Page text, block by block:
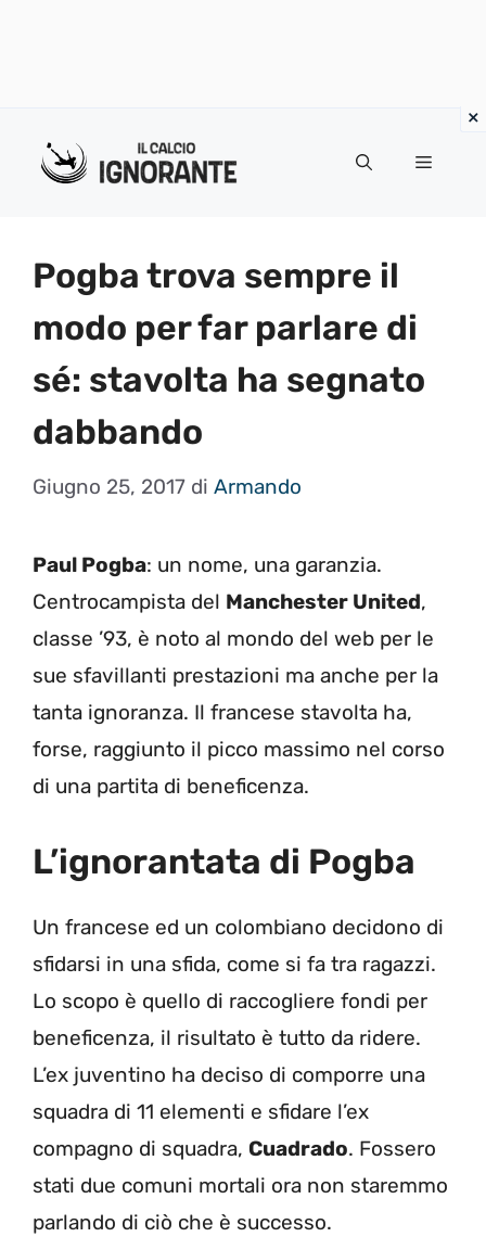
Menu
Pogba trova sempre il
modo per far parlare di
sé: stavolta ha segnato
dabbando
Giugno 25, 2017 di Armando
Paul Pogba: un nome, una garanzia.
Centrocampista del Manchester United,
classe ’93, è noto al mondo del web per le
sue sfavillanti prestazioni ma anche per la
tanta ignoranza. Il francese stavolta ha,
forse, raggiunto il picco massimo nel corso
di una partita di beneficenza.
L’ignorantata di Pogba
Un francese ed un colombiano decidono di
sfidarsi in una sfida, come si fa tra ragazzi.
Lo scopo è quello di raccogliere fondi per
beneficenza, il risultato è tutto da ridere.
L’ex juventino ha deciso di comporre una
squadra di 11 elementi e sfidare l’ex
compagno di squadra, Cuadrado. Fossero
stati due comuni mortali ora non staremmo
parlando di ciò che è successo.